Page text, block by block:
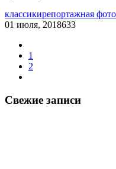
классикирепортажная
01 июля, 2018633
1
2
Свежие записи